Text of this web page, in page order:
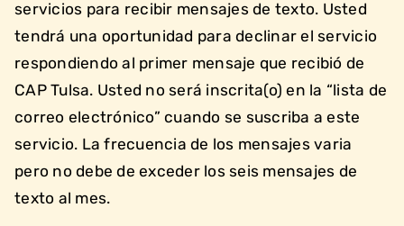
servicios para recibir mensajes de texto. Usted
tendrá una oportunidad para declinar el servicio
respondiendo al primer mensaje que recibió de
CAP Tulsa. Usted no será inscrita(o) en la “lista de
correo electrónico” cuando se suscriba a este
servicio. La frecuencia de los mensajes varia
pero no debe de exceder los seis mensajes de
texto al mes.